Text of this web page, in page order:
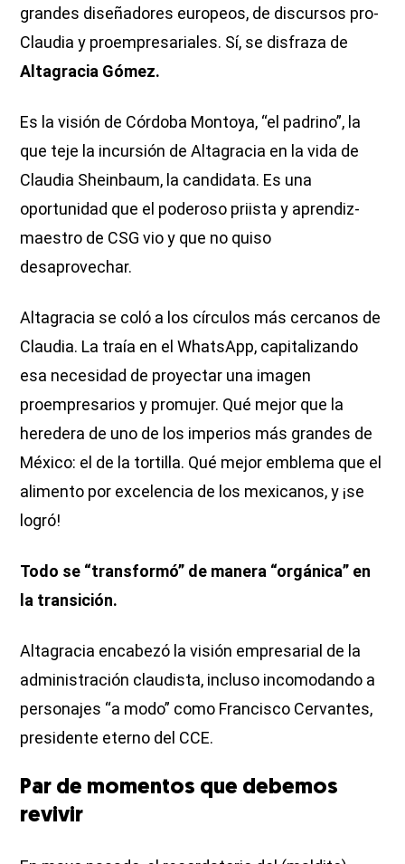
grandes diseñadores europeos, de discursos pro-
Claudia y proempresariales. Sí, se disfraza de
Altagracia Gómez.
Es la visión de Córdoba Montoya, “el padrino”, la
que teje la incursión de Altagracia en la vida de
Claudia Sheinbaum, la candidata. Es una
oportunidad que el poderoso priista y aprendiz-
maestro de CSG vio y que no quiso
desaprovechar.
Altagracia se coló a los círculos más cercanos de
Claudia. La traía en el WhatsApp, capitalizando
esa necesidad de proyectar una imagen
proempresarios y promujer. Qué mejor que la
heredera de uno de los imperios más grandes de
México: el de la tortilla. Qué mejor emblema que el
alimento por excelencia de los mexicanos, y ¡se
logró!
Todo se “transformó” de manera “orgánica” en
la transición.
Altagracia encabezó la visión empresarial de la
administración claudista, incluso incomodando a
personajes “a modo” como Francisco Cervantes,
presidente eterno del CCE.
Par de momentos que debemos
revivir